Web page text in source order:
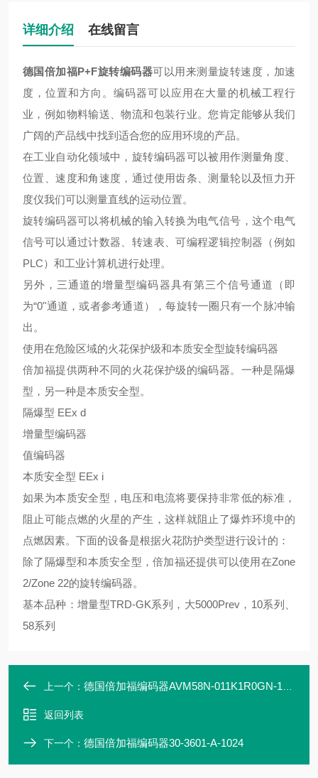
详细介绍 在线留言
德国倍加福P+F旋转编码器可以用来测量旋转速度，加速
度，位置和方向。编码器可以应用在大量的机械工程行
业，例如物料输送、物流和包装行业。您肯定能够从我们
广阔的产品线中找到适合您的应用环境的产品。
在工业自动化领域中，旋转编码器可以被用作测量角度、
位置、速度和角速度，通过使用齿条、测量轮以及恒力开
度仪我们可以测量直线的运动位置。
旋转编码器可以将机械的输入转换为电气信号，这个电气
信号可以通过计数器、转速表、可编程逻辑控制器（例如
PLC）和工业计算机进行处理。
另外，三通道的增量型编码器具有第三个信号通道（即
为“0"通道，或者参考通道），每旋转一圈只有一个脉冲输
出。
使用在危险区域的火花保护级和本质安全型旋转编码器
倍加福提供两种不同的火花保护级的编码器。一种是隔爆
型，另一种是本质安全型。
隔爆型 EEx d
增量型编码器
值编码器
本质安全型 EEx i
如果为本质安全型，电压和电流将要保持非常低的标准，
阻止可能点燃的火星的产生，这样就阻止了爆炸环境中的
点燃因素。下面的设备是根据火花防护类型进行设计的：
除了隔爆型和本质安全型，倍加福还提供可以使用在Zone
2/Zone 22的旋转编码器。
基本品种：增量型TRD-GK系列，大5000Prev，10系列、
58系列
上一个： 德国倍加福编码器AVM58N-011K1R0GN-1213
返回列表
下一个： 德国倍加福编码器30-3601-A-1024